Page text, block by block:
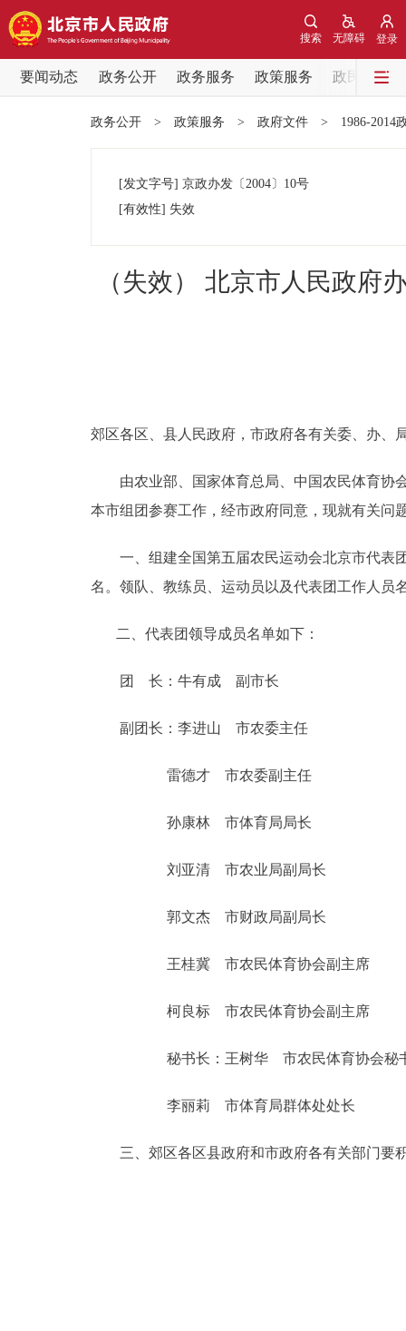
登录
无障碍
搜索
要闻动态 政务公开 政务服务 政策服务
政民互动
党中央精神
政务公开
政务服务
ESPAÑOL
政务公开 > 政策服务 > 政府文件 > 1986-2014
[发文字号] 京政办发 〔2004〕 10号
[有效性] 失效
（失效） 北京市人民政府
郊区各区、县人民政府，市政府各有关委、办、
由农业部、国家体育总局、中国农民体育协会
本市组团参赛工作，经市政府同意，现就有关问
一、组建全国第五届农民运动会北京市代表团
名。领队、教练员、运动员以及代表团工作人员
二、代表团领导成员名单如下：
团 长：牛有成 副市长
副团长：李进山 市农委主任
雷德才 市农委副主任
孙康林 市体育局局长
刘亚清 市农业局副局长
郭文杰 市财政局副局长
王桂冀 市农民体育协会副主席
柯良标 市农民体育协会副主席
秘书长：王树华 市农民体育协会秘
李丽莉 市体育局群体处处长
三、郊区各区县政府和市政府各有关部门要